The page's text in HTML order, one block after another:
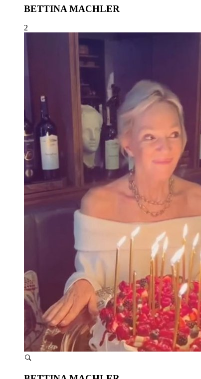
BETTINA MACHLER
2